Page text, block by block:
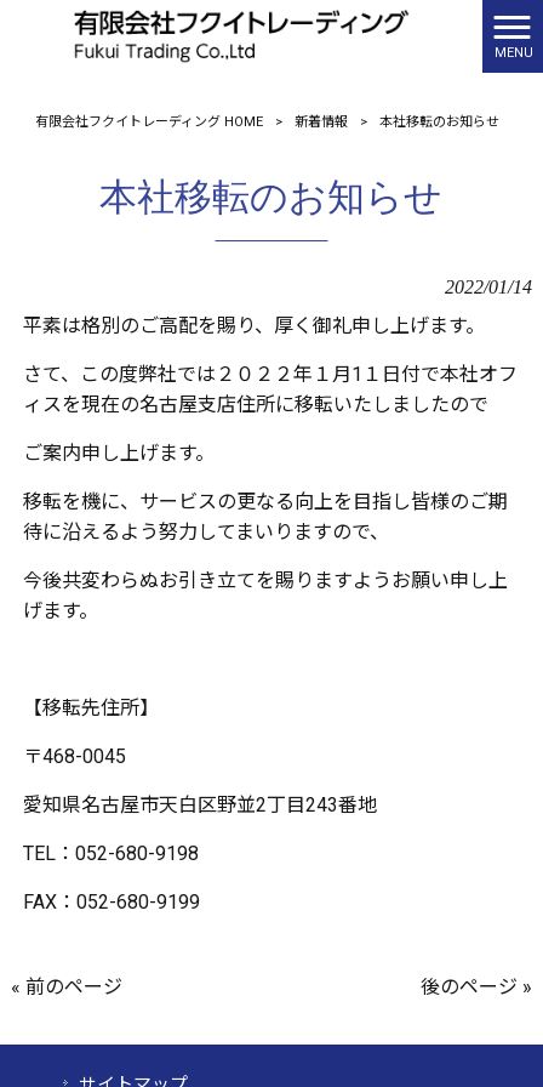
MENU
有限会社フクイトレーディング HOME > 新着情報 > 本社移転のお知らせ
本社移転のお知らせ
2022/01/14
平素は格別のご高配を賜り、厚く御礼申し上げます。
さて、この度弊社では２０２２年１月1１日付で本社オフ
ィスを現在の名古屋支店住所に移転いたしましたので
ご案内申し上げます。
移転を機に、サービスの更なる向上を目指し皆様のご期
待に沿えるよう努力してまいりますので、
今後共変わらぬお引き立てを賜りますようお願い申し上
げます。
【移転先住所】
〒468-0045
愛知県名古屋市天白区野並2丁目243番地
TEL：052-680-9198
FAX：052-680-9199
« 前のページ 後のページ »